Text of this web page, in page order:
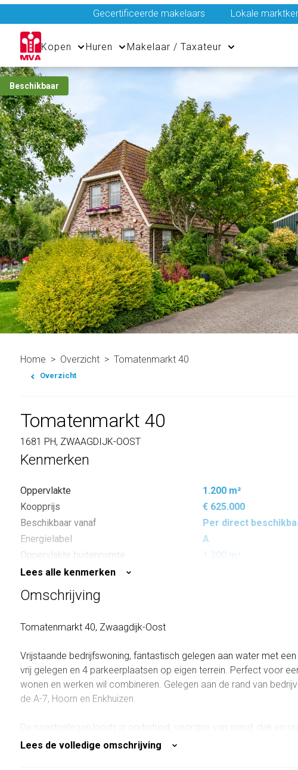
Gecertificeerde makelaars Lokale
Kopen Huren Makelaar / Taxateur
Beschikbaar
Home Overzicht Tomatenmarkt 40
Overzicht
Tomatenmarkt 40
1681 PH, ZWAAGDIJK-OOST
Kenmerken
Oppervlakte
1.200 m²
Koopprijs
€ 625.000
Beschikbaar vanaf
Per direct
Energielabel
A
Oppervlakte buitenruimte
1.200 m²
Lees alle kenmerken
Omschrijving
Tomatenmarkt 40, Zwaagdijk-Oost
Vrijstaande bedrijfswoning, fantastisch gelegen aan water met
vrij gelegen en 4 parkeerplaatsen op eigen terrein. Perfect voor
wonen en werken wil combineren. Gelegen aan de rand van
de A-7, Hoorn en Enkhuizen.
De naastgelegen loods is onderheid, voorzien van wand, dak en
garagedeur (vrachtwagen capaciteit), alarm en uiteraard water en
Lees de volledige omschrijving